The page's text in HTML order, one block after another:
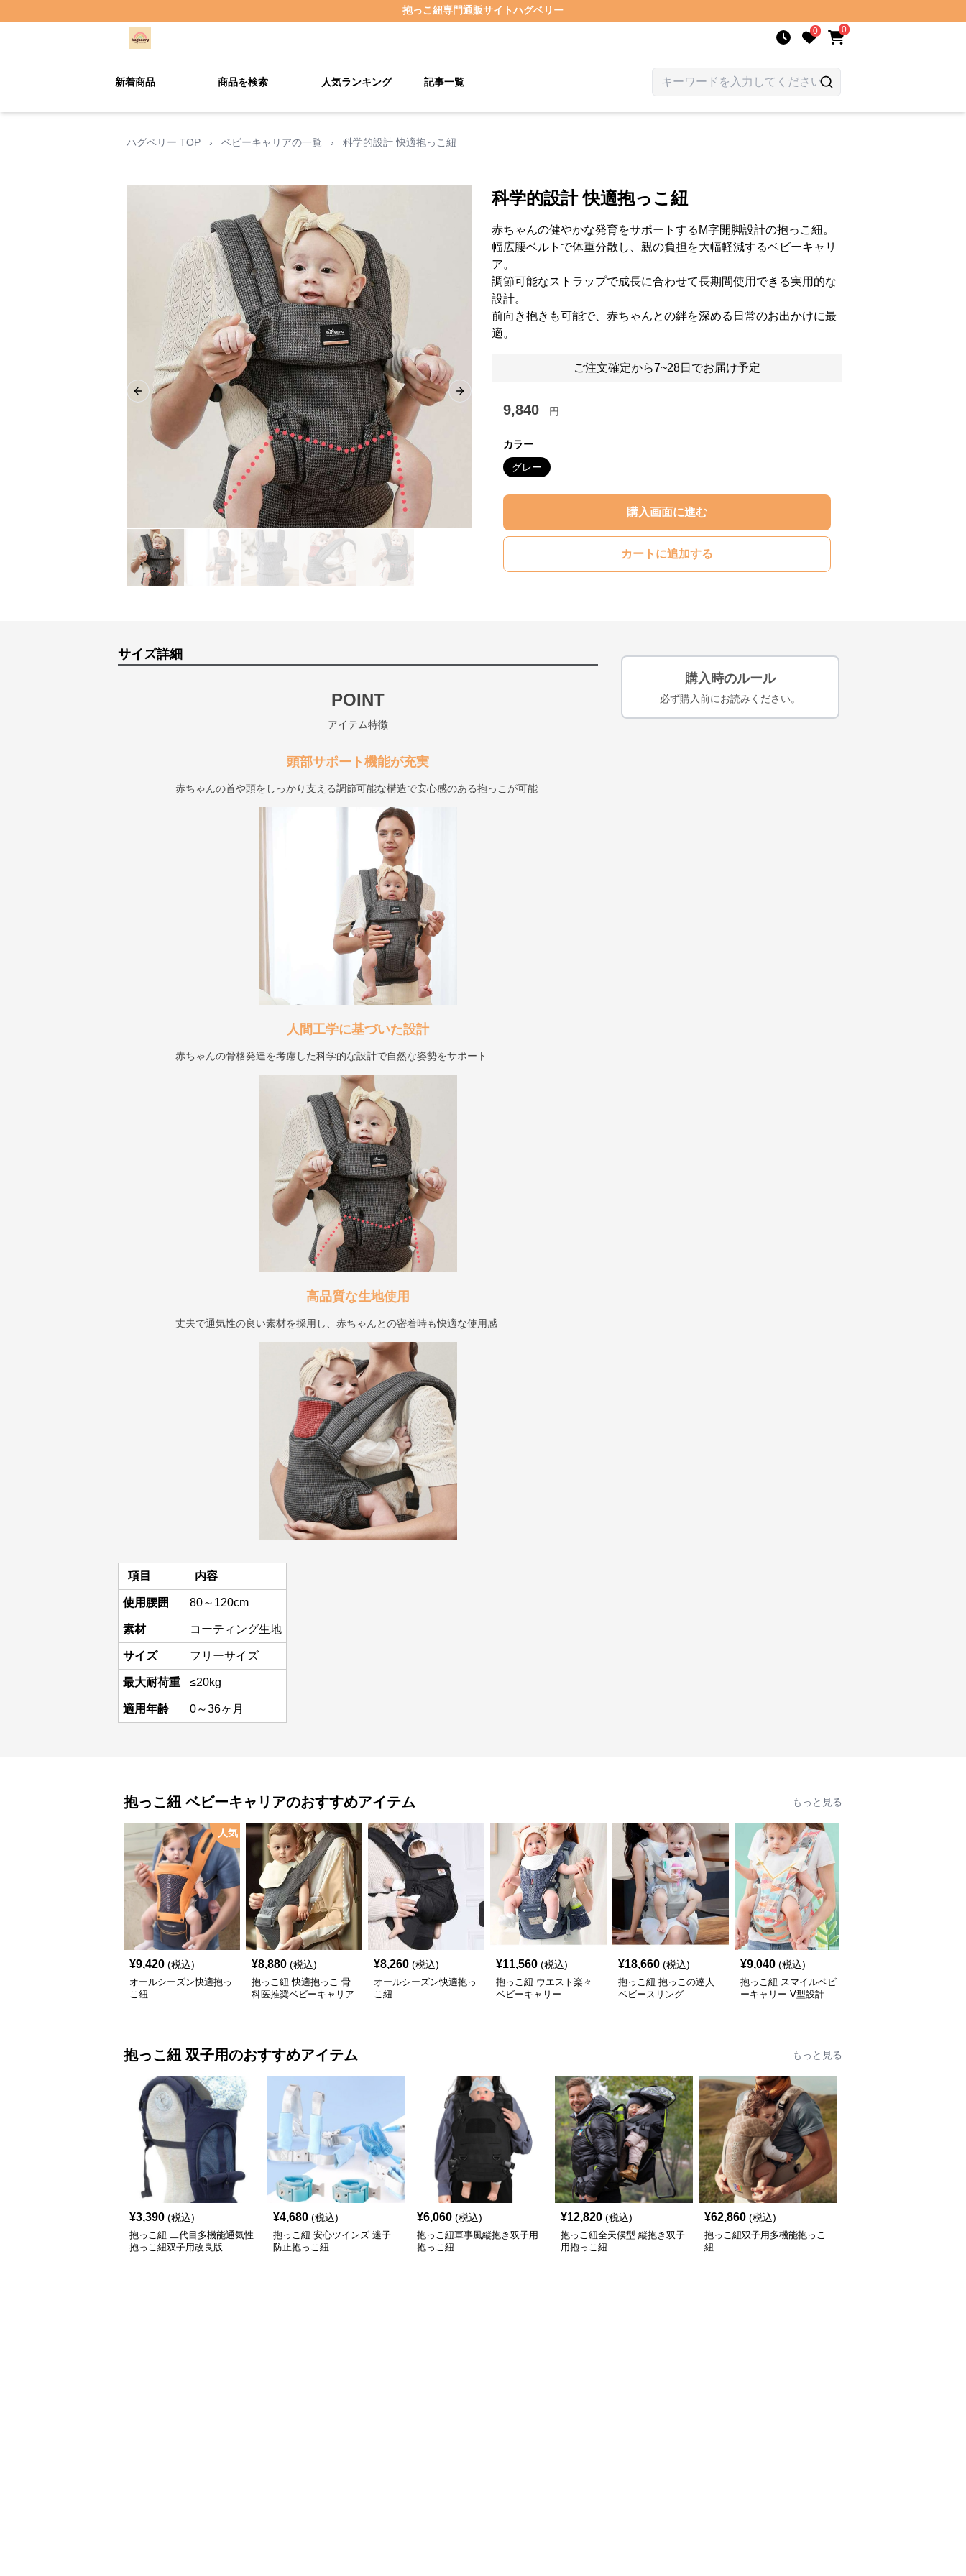
抱っこ紐専門通販サイトハグベリー
0 0
新着商品 商品を検索 人気ランキング 記事一覧
ハグベリー TOP › ベビーキャリアの一覧 › 科学的設計 快適抱っこ紐
Previous slide Next slide
科学的設計 快適抱っこ紐
赤ちゃんの健やかな発育をサポートするM字開脚設計の抱っこ紐。
幅広腰ベルトで体重分散し、親の負担を大幅軽減するベビーキャリ
ア。
調節可能なストラップで成長に合わせて長期間使用できる実用的な
設計。
前向き抱きも可能で、赤ちゃんとの絆を深める日常のお出かけに最
適。
ご注文確定から7~28日でお届け予定
9,840 円
カラー
グレー
購入画面に進む
カートに追加する
サイズ詳細
POINT
アイテム特徴
頭部サポート機能が充実
赤ちゃんの首や頭をしっかり支える調節可能な構造で安心感のある抱っこが可能
人間工学に基づいた設計
赤ちゃんの骨格発達を考慮した科学的な設計で自然な姿勢をサポート
高品質な生地使用
丈夫で通気性の良い素材を採用し、赤ちゃんとの密着時も快適な使用感
項目 内容
使用腰囲 80～120cm
素材 コーティング生地
サイズ フリーサイズ
最大耐荷重 ≤20kg
適用年齢 0～36ヶ月
購入時のルール
必ず購入前にお読みください。
抱っこ紐 ベビーキャリアのおすすめアイテム もっと見る
人気
¥9,420 (税込)
オールシーズン快適抱っ
こ紐
¥8,880 (税込)
抱っこ紐 快適抱っこ 骨
科医推奨ベビーキャリア
¥8,260 (税込)
オールシーズン快適抱っ
こ紐
¥11,560 (税込)
抱っこ紐 ウエスト楽々
ベビーキャリー
¥18,660 (税込)
抱っこ紐 抱っこの達人
ベビースリング
¥9,040 (税込)
抱っこ紐 スマイルベビ
ーキャリー V型設計
抱っこ紐 双子用のおすすめアイテム もっと見る
¥3,390 (税込)
抱っこ紐 二代目多機能通気性
抱っこ紐双子用改良版
¥4,680 (税込)
抱っこ紐 安心ツインズ 迷子
防止抱っこ紐
¥6,060 (税込)
抱っこ紐軍事風縦抱き双子用
抱っこ紐
¥12,820 (税込)
抱っこ紐全天候型 縦抱き双子
用抱っこ紐
¥62,860 (税込)
抱っこ紐双子用多機能抱っこ
紐